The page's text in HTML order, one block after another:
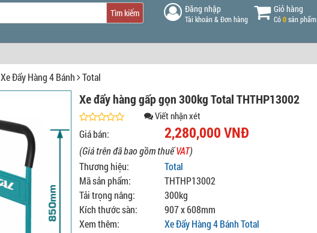
Tìm kiếm Đăng nhập
Tài khoản & Đơn hàng
Giỏ hàng
Có0sản phẩm
Xe Đẩy Hàng 4 Bánh Total
Xe đẩy hàng gấp gọn 300kg Total THTHP13002
Viết nhận xét
Giá bán: 2,280,000 VNĐ
(Giá trên đã bao gồm thuếVAT)
Thương hiệu:
Total
Mã sản phẩm:
THTHP13002
Tải trọng nâng:
300kg
Kích thước sàn:
907 x 608mm
Xem thêm:
Xe Đẩy Hàng 4 Bánh Total